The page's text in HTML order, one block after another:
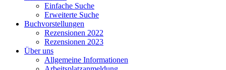
Einfache Suche
Erweiterte Suche
Buchvorstellungen
Rezensionen 2022
Rezensionen 2023
Über uns
Allgemeine Informationen